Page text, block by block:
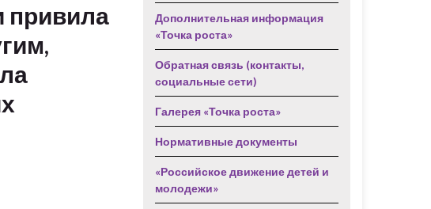
привила
Дополнительная информация
«Точка роста»
Обратная связь (контакты,
социальные сети)
Галерея «Точка роста»
Нормативные документы
«Российское движение детей и
молодежи»